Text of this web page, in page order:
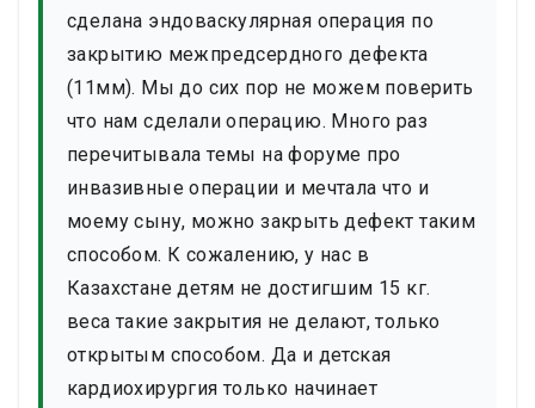
сделана эндоваскулярная операция по
закрытию межпредсердного дефекта
(11мм). Мы до сих пор не можем поверить
что нам сделали операцию. Много раз
перечитывала темы на форуме про
инвазивные операции и мечтала что и
моему сыну, можно закрыть дефект таким
способом. К сожалению, у нас в
Казахстане детям не достигшим 15 кг.
веса такие закрытия не делают, только
открытым способом. Да и детская
кардиохирургия только начинает